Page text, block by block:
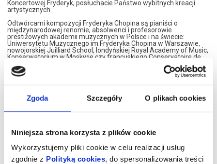
Zgoda Szczegóły O plikach cookies
Niniejsza strona korzysta z plików cookie
Wykorzystujemy pliki cookie w celu realizacji usług
zgodnie z Polityką cookies, do spersonalizowania treści
Koncertowej Fryderyk, posłuchacie Państwo wybitnych kreacji
artystycznych.
Odtwórcami kompozycji Fryderyka Chopina są pianiści o
międzynarodowej renomie, absolwenci i profesorowie
prestiżowych akademii muzycznych w Polsce i na świecie:
Uniwersytetu Muzycznego im.Fryderyka Chopina w Warszawie,
nowojorskiej Juilliard School, londyńskiej Royal Academy of Music,
Konserwatorium w Moskwie czy francuskiego Conservatoire de
Nasi artyści przedstawiają własne interpretacje utworów
Fryderyka Chopina. W programie znajdą Państwo najsłynniejsze
Artyści graja na znakomitym, koncertowym fortepianie Steinway,
należącym do najbardziej uznawanej marki na świecie.
inspirowane jest XIX wiekiem, stąd eleganckie, kryształowe
żyrandole i stylowe dodatki XIX wiecznych designerów. Sala
Koncertowa Fryderyk została uznana za najpiękniejszą sale
kameralną w Warszawie.